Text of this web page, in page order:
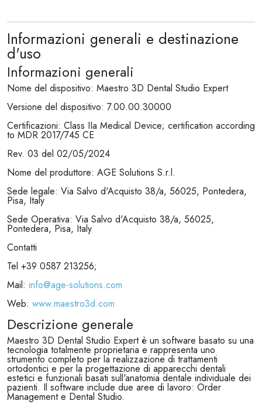
Informazioni generali e destinazione
d'uso
Informazioni generali
Nome del dispositivo: Maestro 3D Dental Studio Expert
Versione del dispositivo: 7.00.00.30000
Certificazioni: Class IIa Medical Device; certification according
to MDR 2017/745 CE
Rev. 03 del 02/05/2024
Nome del produttore: AGE Solutions S.r.l.
Sede legale: Via Salvo d'Acquisto 38/a, 56025, Pontedera,
Pisa, Italy
Sede Operativa: Via Salvo d'Acquisto 38/a, 56025,
Pontedera, Pisa, Italy
Contatti
Tel +39 0587 213256;
Mail: info@age-solutions.com
Web: www.maestro3d.com
Descrizione generale
Maestro 3D Dental Studio Expert è un software basato su una
tecnologia totalmente proprietaria e rappresenta uno
strumento completo per la realizzazione di trattamenti
ortodontici e per la progettazione di apparecchi dentali
estetici e funzionali basati sull'anatomia dentale individuale dei
pazienti. Il software include due aree di lavoro: Order
Management e Dental Studio.